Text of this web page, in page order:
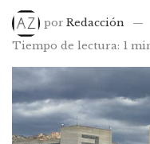
por Redacción
Tiempo de lectura: 1